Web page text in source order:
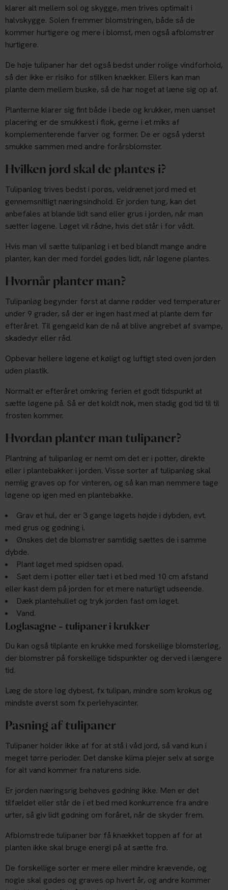
klarer alt mellem sol og skygge, men trives optimalt i
halvskygge. Solen fremmer blomstringen, både så de
kommer hurtigere og mere i blomst, men også afblomstrer
hurtigere.
De høje tulipaner har det også bedst under rolige vindforhold,
så der ikke er risiko for stilken knækker. Ellers kan man
plante dem mellem buske, så de har noget at læne sig op af.
Planterne klarer sig fint både i bede og krukker, men uanset
placering er de smukkest i flok, gerne i et miks af
komplementerende farver og former. De er også yderst
smukke sammen med andre forårsblomster.
Hvilken jord skal de plantes i?
Tulipanløg trives bedst i porøs, veldrænet jord med et
gennemsnitligt næringsindhold. Er jorden tung, kan det
anbefales at blande lidt sand eller grus i jorden, når man
sætter løgene. Løget vil rådne, hvis det står i for vådt.
Hvis man vil sætte tulipanløg i et bed blandt mange andre
planter, kan der med fordel gødes lidt, når løgene plantes.
Hvornår planter man?
Tulipanløg begynder først at danne rødder ved temperaturer
under 9 grader, så der er ingen hast med at plante dem før
efteråret. Til gengæld kan de nå at blive angrebet af svampe,
skadedyr eller råd.
Opbevar hellere løgene et køligt og luftigt sted oven jorden
uden plastik.
Normalt er efteråret omkring ferien et godt tidspunkt at
sætte løgene på. Så er det koldt nok, men stadig god tid til til
frosten kommer.
Hvordan planter man tulipaner?
Plantning af tulipanløg er nemt om det er i potter, direkte
eller i plantebakker i jorden. Visse sorter af tulipanløg skal
nemlig graves op for vinteren, og så kan man nemmere tage
løgene op igen med en plantebakke.
Grav et hul, der er 3 gange løgets højde i dybden, evt.
med grus og gødning i.
Ønskes det de blomstrer samtidig sættes de i samme
dybde.
Plant løget med spidsen opad.
Sæt dem i potter eller tæt i et bed med 10 cm afstand
eller kast dem på jorden for et mere naturligt udseende.
Dæk plantehullet og tryk jorden fast om løget.
Vand.
Løglasagne - tulipaner i krukker
Du kan også tilplante en krukke med forskellige blomsterløg,
der blomstrer på forskellige tidspunkter og derved i længere
tid.
Læg de store løg dybest, fx tulipan, mindre som krokus og
mindste øverst som fx perlehyacinter.
Pasning af tulipaner
Tulipaner holder ikke af for at stå i våd jord, så vand kun i
meget tørre perioder. Det danske klima plejer selv at sørge
for alt vand kommer fra naturens side.
Er jorden næringsrig behøves gødning ikke. Men er det
tilfældet eller står de i et bed med konkurrence fra andre
urter, så giv lidt gødning om foråret, når de skyder frem.
Afblomstrede tulipaner bør få knækket toppen af for at
planten ikke skal bruge energi på at sætte frø.
De forskellige sorter er mere eller mindre krævende, og
nogle skal gødes og graves op hvert år, og andre kommer